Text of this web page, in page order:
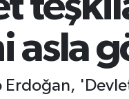
asla
Erdoğan,